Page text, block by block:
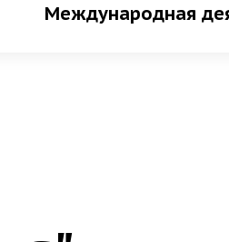
Международная